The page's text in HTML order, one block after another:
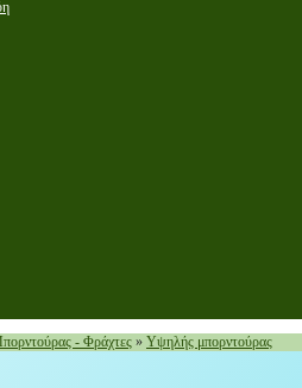
- Φράχτες » Υψηλής μπορντούρας